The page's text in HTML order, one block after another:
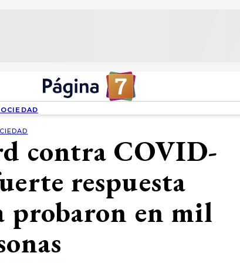
contra COVID-
respuesta
en mil